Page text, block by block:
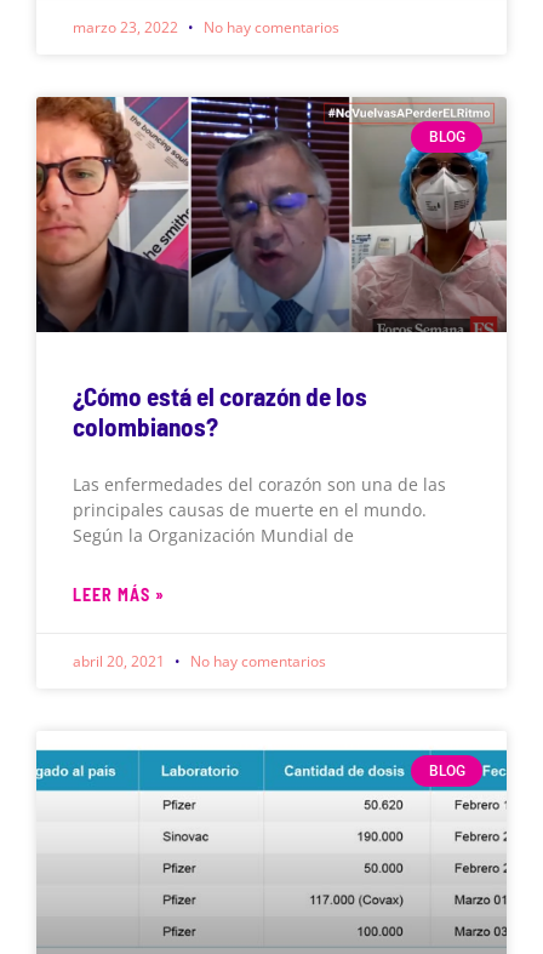
marzo 23, 2022 No hay comentarios
BLOG
¿Cómo está el corazón de los
colombianos?
Las enfermedades del corazón son una de las
principales causas de muerte en el mundo.
Según la Organización Mundial de
LEER MÁS »
abril 20, 2021 No hay comentarios
BLOG